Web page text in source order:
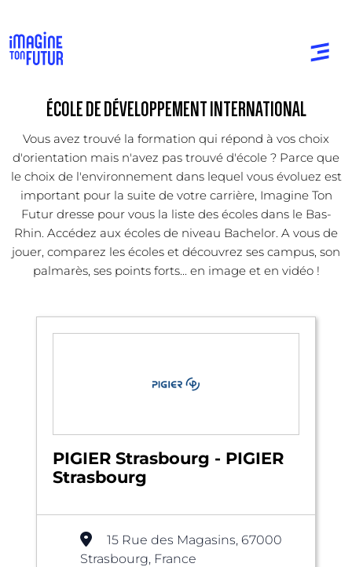
ÉCOLE DE DÉVELOPPEMENT INTERNATIONAL
Vous avez trouvé la formation qui répond à vos choix
d'orientation mais n'avez pas trouvé d'école ? Parce que
le choix de l'environnement dans lequel vous évoluez est
important pour la suite de votre carrière, Imagine Ton
Futur dresse pour vous la liste des écoles dans le Bas-
Rhin. Accédez aux écoles de niveau Bachelor. A vous de
jouer, comparez les écoles et découvrez ses campus, son
palmarès, ses points forts... en image et en vidéo !
PIGIER Strasbourg - PIGIER
Strasbourg
15 Rue des Magasins, 67000
Strasbourg, France